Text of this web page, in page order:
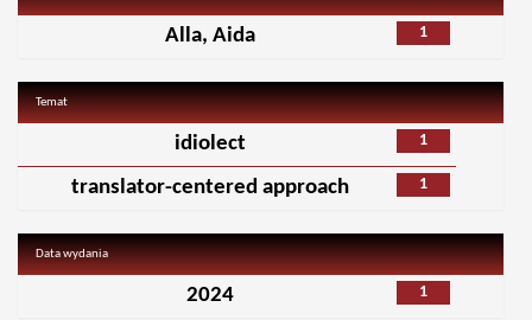
1
Alla, Aida
Temat
1
idiolect
1
translator-centered approach
Data wydania
1
2024